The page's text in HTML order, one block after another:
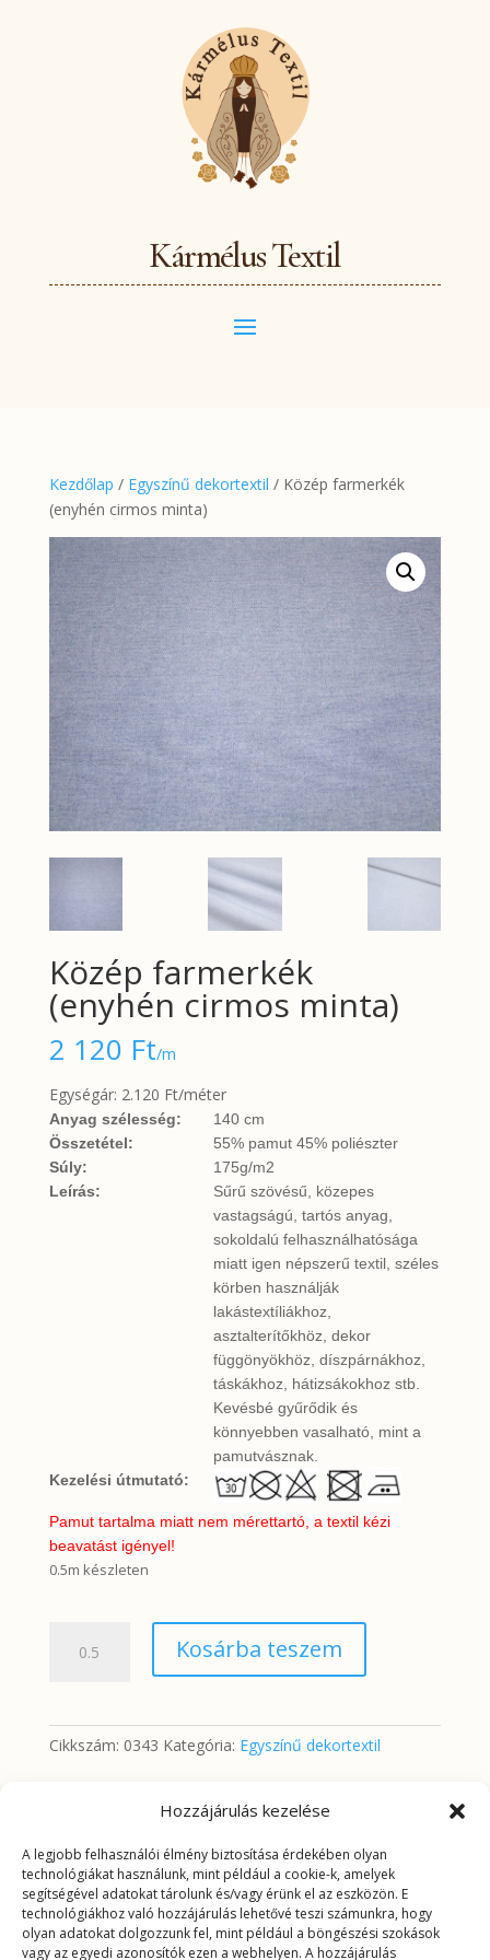
Hozzájárulás kezelése
A legjobb felhasználói élmény biztosítása érdekében olyan
technológiákat használunk, mint például a cookie-k, amelyek
segítségével adatokat tárolunk és/vagy érünk el az eszközön. E
technológiákhoz való hozzájárulás lehetővé teszi számunkra, hogy
olyan adatokat dolgozzunk fel, mint például a böngészési szokások
vagy az egyedi azonosítók ezen a webhelyen. A hozzájárulás
Kármélus Textil
Kezdőlap / Egyszínű dekortextil / Közép farmerkék
(enyhén cirmos minta)
Közép farmerkék
(enyhén cirmos minta)
2 120 Ft/m
Egységár: 2.120 Ft/méter
Anyag szélesség:
140 cm
Összetétel:
55% pamut 45% poliészter
Súly:
175g/m2
Leírás:
Sűrű szövésű, közepes
vastagságú, tartós anyag,
sokoldalú felhasználhatósága
miatt igen népszerű textil, széles
körben használják
lakástextíliákhoz,
asztalterítőkhöz, dekor
függönyökhöz, díszpárnákhoz,
táskákhoz, hátizsákokhoz stb.
Kevésbé gyűrődik és
könnyebben vasalható, mint a
pamutvásznak.
Kezelési útmutató:
Pamut tartalma miatt nem mérettartó, a textil kézi
beavatást igényel!
0.5m készleten
farmerkék
minta)
Kosárba teszem
Cikkszám: 0343 Kategória: Egyszínű dekortextil
További információk